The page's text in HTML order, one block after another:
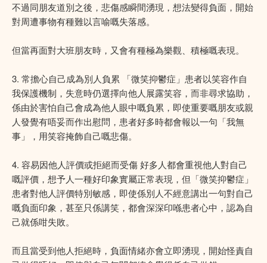
不過同朋友道別之後，悲傷感瞬間湧現，想法變得負面，開始
對周遭事物有種難以言喻嘅失落感。
但當再面對大班朋友時，又會有種極為樂觀、積極嘅表現。
3. 常擔心自己成為別人負累 「微笑抑鬱症」患者以笑容作自
我保護機制，失意時仍選擇向他人展露笑容，而非尋求協助，
係由於害怕自己會成為他人眼中嘅負累，即使重要嘅朋友或親
人發覺有唔妥而作出慰問，患者好多時都會報以一句「我無
事」，用笑容掩飾自己嘅悲傷。
4. 容易因他人評價或拒絕而受傷 好多人都會重視他人對自己
嘅評價，想予人一種好印象實屬正常表現，但「微笑抑鬱症」
患者對他人評價特別敏感，即使係別人不經意講出一句對自己
嘅負面印象，甚至只係講笑，都會深深印喺患者心中，認為自
己就係咁失敗。
而且當受到他人拒絕時，負面情緒亦會立即湧現，開始怪責自